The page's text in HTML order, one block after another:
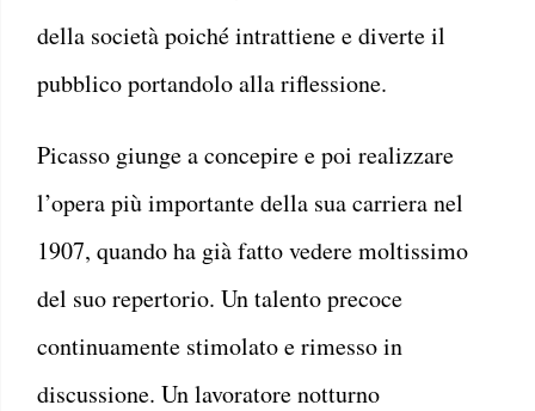
della società poiché intrattiene e diverte il
pubblico portandolo alla riflessione.
Picasso giunge a concepire e poi realizzare
l’opera più importante della sua carriera nel
1907, quando ha già fatto vedere moltissimo
del suo repertorio. Un talento precoce
continuamente stimolato e rimesso in
discussione. Un lavoratore notturno